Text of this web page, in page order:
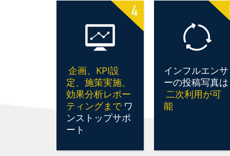
企画、KPI設
定、施策実施、
効果分析レポー
ティングまで ワ
ンストップサポ
ート
インフルエンサ
ーの投稿写真は
二次利用が可
能